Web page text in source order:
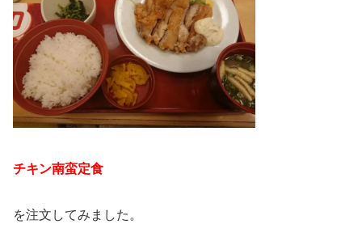
チキン南蛮定食
を注文してみました。